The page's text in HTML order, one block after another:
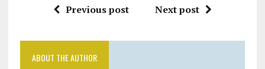
Previous post Next post
ABOUT THE AUTHOR